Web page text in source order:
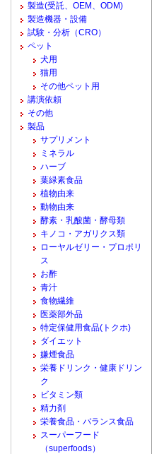
製造(受託、OEM、ODM)
製造機器・設備
試験・分析（CRO）
ペット
犬用
猫用
その他ペット用
講演依頼
その他
製品
サプリメント
ミネラル
ハーブ
葉緑素食品
植物由来
動物由来
酵素・乳酸菌・酵母類
キノコ・アガリクス類
ローヤルゼリー・プロポリ
ス
お酢
青汁
食物繊維
医薬部外品
特定保健用食品(トクホ)
ダイエット
嫌煙食品
栄養ドリンク・健康ドリン
ク
ビタミン類
精力剤
栄養食品・バランス食品
スーパーフード
（superfoods）